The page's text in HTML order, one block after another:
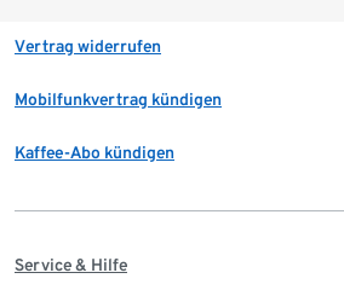
Vertrag widerrufen
Mobilfunkvertrag kündigen
Kaffee-Abo kündigen
Service & Hilfe